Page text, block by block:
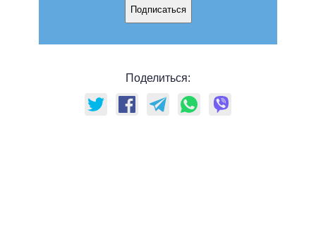
Подписаться
Поделиться: